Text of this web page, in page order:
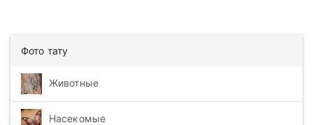
Фото тату
Животные
Насекомые